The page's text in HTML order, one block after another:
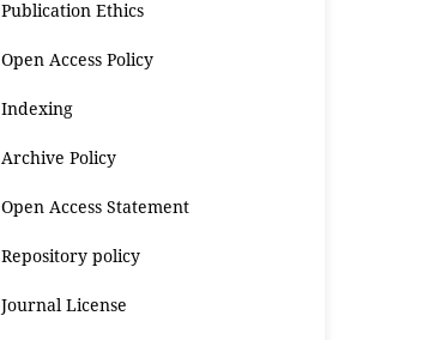
Publication Ethics
Open Access Policy
Indexing
Archive Policy
Open Access Statement
Repository policy
Journal License